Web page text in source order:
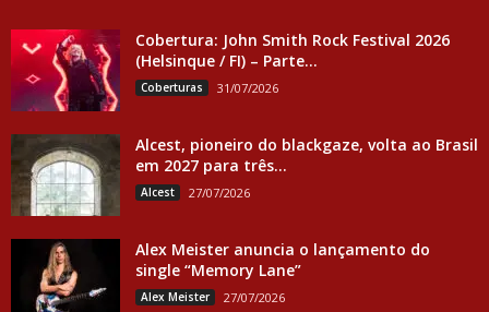
Cobertura: John Smith Rock Festival 2026
(Helsinque / FI) – Parte...
Coberturas 31/07/2026
Alcest, pioneiro do blackgaze, volta ao Brasil
em 2027 para três...
Alcest 27/07/2026
Alex Meister anuncia o lançamento do
single “Memory Lane”
Alex Meister 27/07/2026